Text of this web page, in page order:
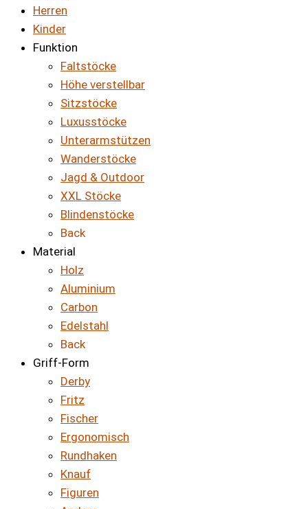
Herren
Kinder
Funktion
Faltstöcke
Höhe verstellbar
Sitzstöcke
Luxusstöcke
Unterarmstützen
Wanderstöcke
Jagd & Outdoor
XXL Stöcke
Blindenstöcke
Back
Material
Holz
Aluminium
Carbon
Edelstahl
Back
Griff-Form
Derby
Fritz
Fischer
Ergonomisch
Rundhaken
Knauf
Figuren